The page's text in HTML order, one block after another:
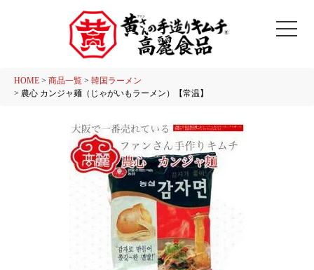
HOME 商品一覧
韓国ラーメン
農心 カンジャ麺（じゃがいもラーメン）【常温】